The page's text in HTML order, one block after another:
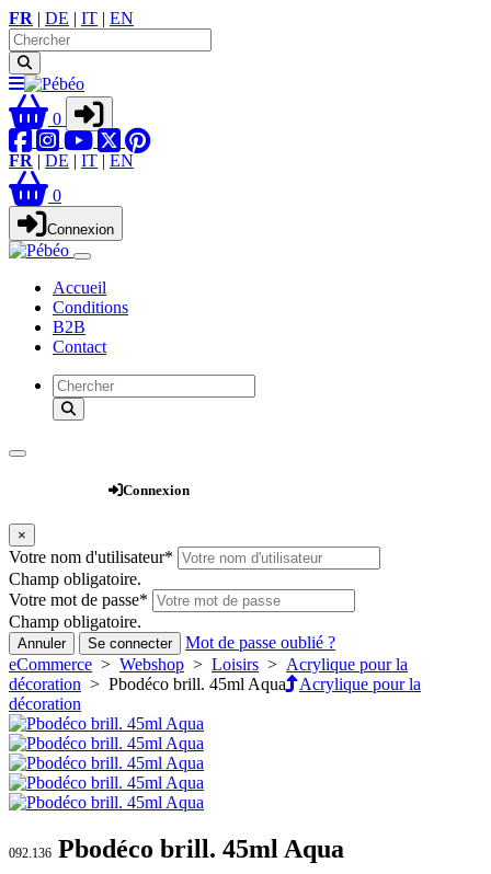
FR | DE | IT | EN
0
FR | DE | IT | EN
0
Connexion
Accueil
Conditions
B2B
Contact
Connexion
×
Votre nom d'utilisateur*
Champ obligatoire.
Votre mot de passe*
Champ obligatoire.
Annuler Se connecter
Mot de passe oublié ?
eCommerce > Webshop > Loisirs > Acrylique pour la
décoration > Pbodéco brill. 45ml Aqua
Acrylique pour la
décoration
092.136 Pbodéco brill. 45ml Aqua